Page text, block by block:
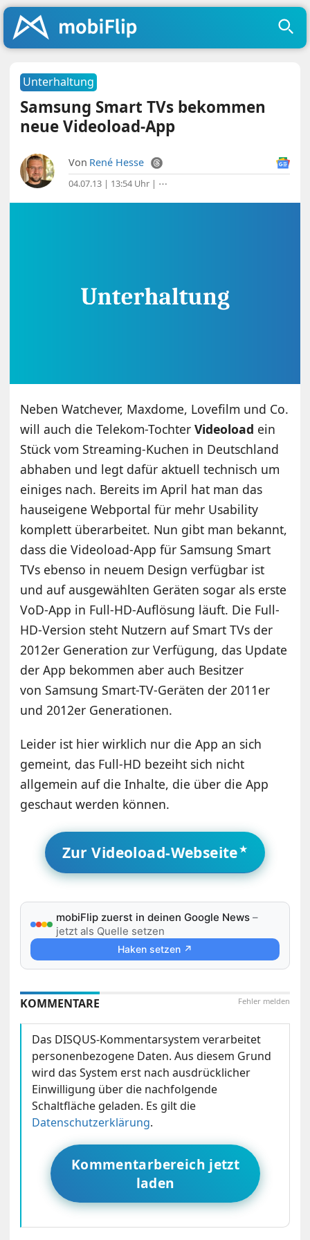
Unterhaltung
Samsung Smart TVs bekommen
neue Videoload-App
Von René Hesse
04.07.13 | 13:54 Uhr | ⋯
Neben Watchever, Maxdome, Lovefilm und Co.
will auch die Telekom-TochterVideoload ein
Stück vom Streaming-Kuchen in Deutschland
abhaben und legt dafür aktuell technisch um
einiges nach. Bereits im April hat man das
hauseigene Webportal für mehr Usability
komplett überarbeitet. Nun gibt man bekannt,
dass die Videoload-App für Samsung Smart
TVs ebenso in neuem Design verfügbar ist
und auf ausgewählten Geräten sogar als erste
VoD-App in Full-HD-Auflösung läuft. Die Full-
HD-Version steht Nutzern auf Smart TVs der
2012er Generation zur Verfügung, das Update
der App bekommen aber auch Besitzer
von Samsung Smart-TV-Geräten der 2011er
und 2012er Generationen.
Leider ist hier wirklich nur die App an sich
gemeint, das Full-HD bezeiht sich nicht
allgemein auf die Inhalte, die über die App
geschaut werden können.
Zur Videoload-Webseite
mobiFlip zuerst in deinen Google News –
jetzt als Quelle setzen
Haken setzen ↗
Fehler melden
KOMMENTARE
Das DISQUS-Kommentarsystem verarbeitet
personenbezogene Daten. Aus diesem Grund
wird das System erst nach ausdrücklicher
Einwilligung über die nachfolgende
Schaltfläche geladen. Es gilt die
Datenschutzerklärung.
Kommentarbereich jetzt
laden